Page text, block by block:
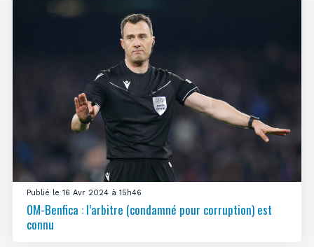
Publié le 16 Avr 2024 à 15h46
OM-Benfica : l’arbitre (condamné pour corruption) est
connu